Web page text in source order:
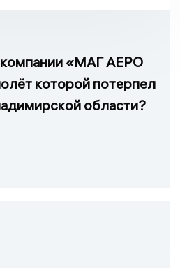
компании «МАГ АЕРО
которой потерпел
области?